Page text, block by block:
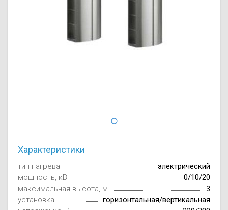
Характеристики
тип нагрева
электрический
мощность, кВт
0/10/20
максимальная высота, м
3
установка
горизонтальная/вертикальная